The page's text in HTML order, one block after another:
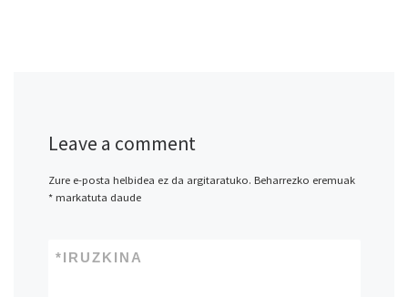
Leave a comment
Zure e-posta helbidea ez da argitaratuko. Beharrezko eremuak
*markatuta daude
IRUZKINA
*